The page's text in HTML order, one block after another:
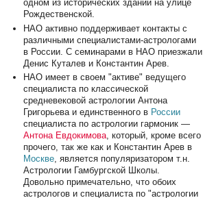
одном из исторических зданий на улице
Рождественской.
НАО активно поддерживает контакты с
различными специалистами-астрологами
в России. С семинарами в НАО приезжали
Денис Куталев и Константин Арев.
НАО имеет в своем "активе" ведущего
специалиста по классической
средневековой астрологии Антона
Григорьева и единственного в России
специалиста по астрологии гармоник —
Антона Евдокимова, который, кроме всего
прочего, так же как и Константин Арев в
Москве, является популяризатором т.н.
Астрологии Гамбургской Школы.
Довольно примечательно, что обоих
астрологов и специалиста по "астрологии